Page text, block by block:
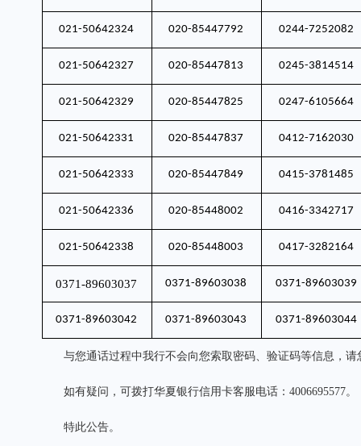
021-50642324 020-85447792 0244-7252082
021-50642327 020-85447813 0245-3814514
021-50642329 020-85447825 0247-6105664
021-50642331 020-85447837 0412-7162030
021-50642333 020-85447849 0415-3781485
021-50642336 020-85448002 0416-3342717
021-50642338 020-85448003 0417-3282164
0371-89603037 0371-89603038 0371-89603039
0371-89603042 0371-89603043 0371-89603044
与您通话过程中我行不会向您索取密码、验证码等信息，请
如有疑问，可拨打华夏银行信用卡客服电话：4006695577。
特此公告。